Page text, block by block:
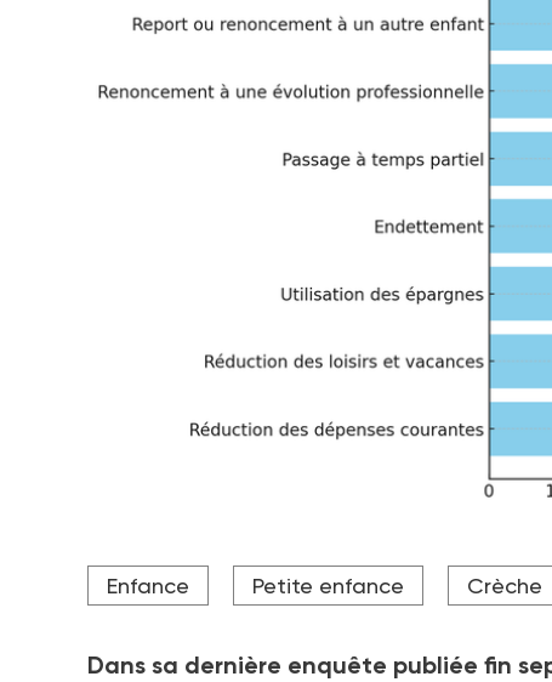
Enfance Petite enfance Crèche
Dans sa dernière enquête publiée fin